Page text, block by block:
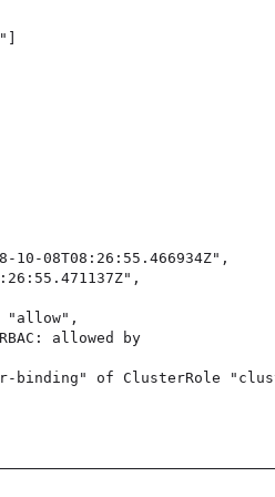
10-08T08:26:55.466934Z",
"allow",
allowed by
binding" of ClusterRole